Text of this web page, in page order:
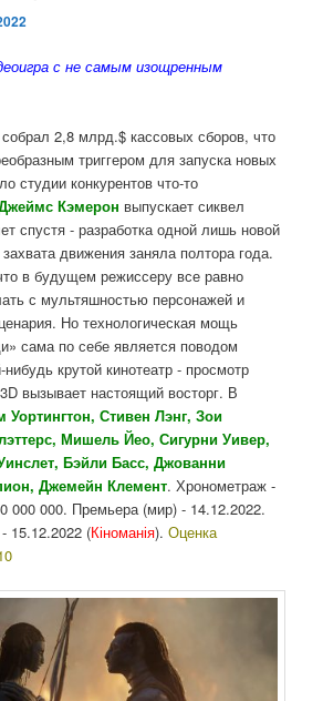
с не самым изощренным
2,8 млрд.$ кассовых сборов, что
триггером для запуска новых
студии конкурентов что-то
Кэмерон выпускает сиквел
спустя - разработка одной лишь новой
движения заняла полтора года.
в будущем режиссеру все равно
с мультяшностью персонажей и
Но технологическая мощь
сама по себе является поводом
нибудь крутой кинотеатр - просмотр
вызывает настоящий восторг. В
Уортингтон, Стивен Лэнг, Зои
Мишель Йео, Сигурни Уивер,
Бэйли Басс, Джованни
Джемейн Клемент. Хронометраж -
000 000. Премьера (мир) - 14.12.2022.
15.12.2022 (Кіноманія).Оценка